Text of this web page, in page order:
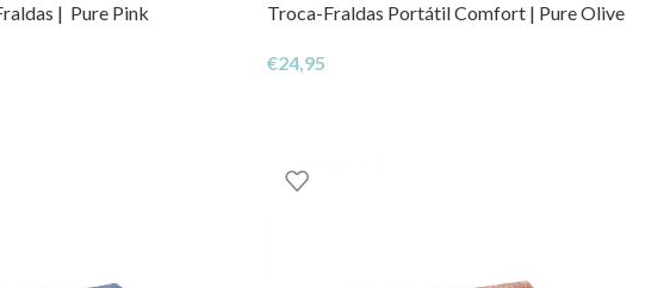
| Pure Pink Troca-Fraldas Portátil Comfort | Pure Olive
€24,95